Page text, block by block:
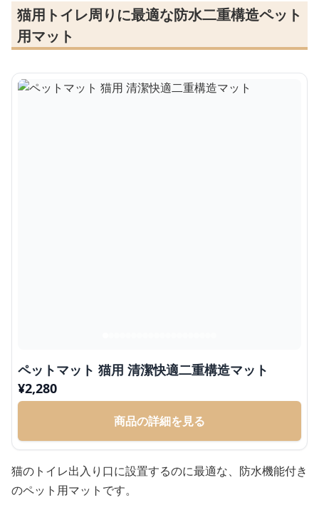
猫用トイレ周りに最適な防水二重構造ペット
用マット
ペットマット 猫用 清潔快適二重構造マット
¥2,280
商品の詳細を見る
猫のトイレ出入り口に設置するのに最適な、防水機能付き
のペット用マットです。